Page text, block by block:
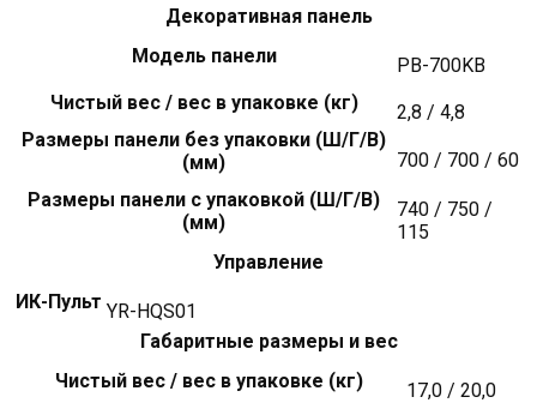
Декоративная панель
Модель панели
PB-700KB
Чистый вес / вес в упаковке (кг)
2,8 / 4,8
Размеры панели без упаковки (Ш/Г/В)
(мм)
700 / 700 / 60
Размеры панели с упаковкой (Ш/Г/В)
(мм)
740 / 750 /
115
Управление
ИК-Пульт YR-HQS01
Габаритные размеры и вес
Чистый вес / вес в упаковке (кг)
17,0 / 20,0